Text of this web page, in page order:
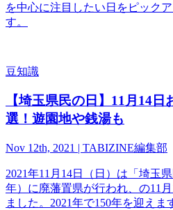
を中心に注目したい日をピック
す。
豆知識
【埼玉県民の日】11月14
選！遊園地や銭湯も
Nov 12th, 2021 | TABIZINE編集部
2021年11月14日（日）は「埼玉
年）に廃藩置県が行われ、の11
ました。2021年で150年を迎え